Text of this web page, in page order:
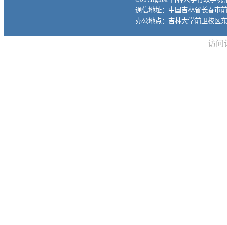
通信地址：中国吉林省长春市
办公地点：吉林大学前卫校区
访问